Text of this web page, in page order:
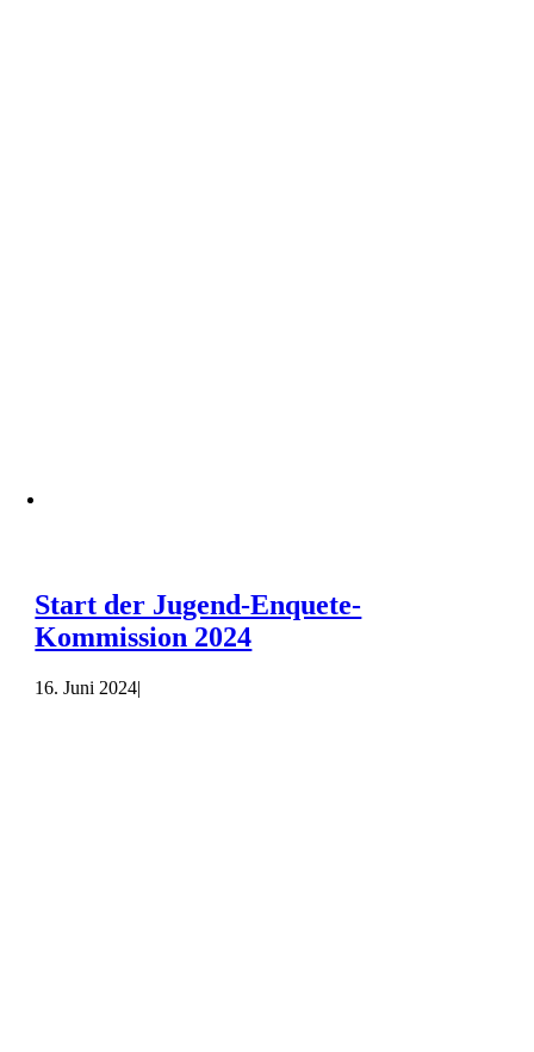
Start der Jugend-Enquete-
Kommission 2024
16. Juni 2024|